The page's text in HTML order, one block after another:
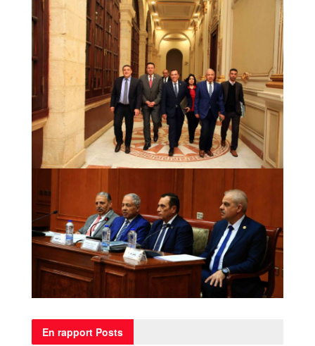
En rapport Posts